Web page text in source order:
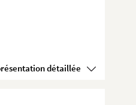
Voir la présentation détaillée